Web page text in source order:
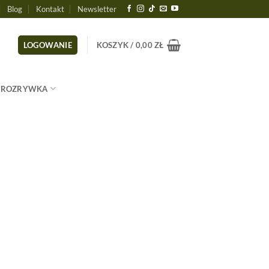
Blog Kontakt Newsletter
LOGOWANIE KOSZYK / 0,00ZŁ
ROZRYWKA